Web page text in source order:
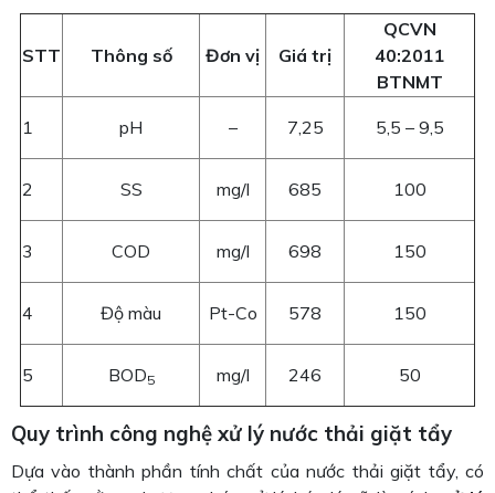
STT Thông số Đơn vị Giá trị
QCVN
40:2011
BTNMT
1 pH – 7,25 5,5 – 9,5
2 SS mg/l 685 100
3 COD mg/l 698 150
4 Độ màu Pt-Co 578 150
5 BOD5 mg/l 246 50
Quy trình công nghệ xử lý nước thải giặt tẩy
Dựa vào thành phần tính chất của nước thải giặt tẩy, có